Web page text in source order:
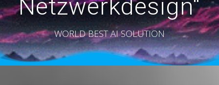
Netzwerkdesign“
WORLD BEST AI SOLUTION